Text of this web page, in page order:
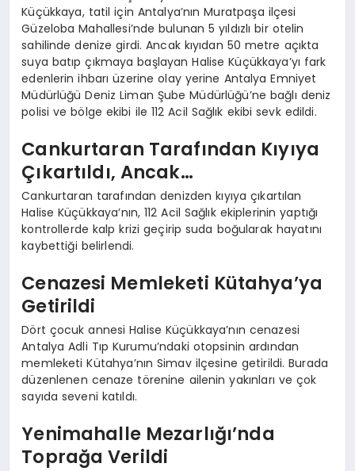
Küçükkaya, tatil için Antalya’nın Muratpaşa ilçesi
Güzeloba Mahallesi’nde bulunan 5 yıldızlı bir otelin
sahilinde denize girdi. Ancak kıyıdan 50 metre açıkta
suya batıp çıkmaya başlayan Halise Küçükkaya’yı fark
edenlerin ihbarı üzerine olay yerine Antalya Emniyet
Müdürlüğü Deniz Liman Şube Müdürlüğü’ne bağlı deniz
polisi ve bölge ekibi ile 112 Acil Sağlık ekibi sevk edildi.
Cankurtaran Tarafından Kıyıya
Çıkartıldı, Ancak…
Cankurtaran tarafından denizden kıyıya çıkartılan
Halise Küçükkaya’nın, 112 Acil Sağlık ekiplerinin yaptığı
kontrollerde kalp krizi geçirip suda boğularak hayatını
kaybettiği belirlendi.
Cenazesi Memleketi Kütahya’ya
Getirildi
Dört çocuk annesi Halise Küçükkaya’nın cenazesi
Antalya Adli Tıp Kurumu’ndaki otopsinin ardından
memleketi Kütahya’nın Simav ilçesine getirildi. Burada
düzenlenen cenaze törenine ailenin yakınları ve çok
sayıda seveni katıldı.
Yenimahalle Mezarlığı’nda
Toprağa Verildi